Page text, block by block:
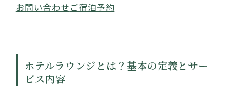
お問い合わせご宿泊予約
ホテルラウンジとは？基本の定義とサー
ビス内容